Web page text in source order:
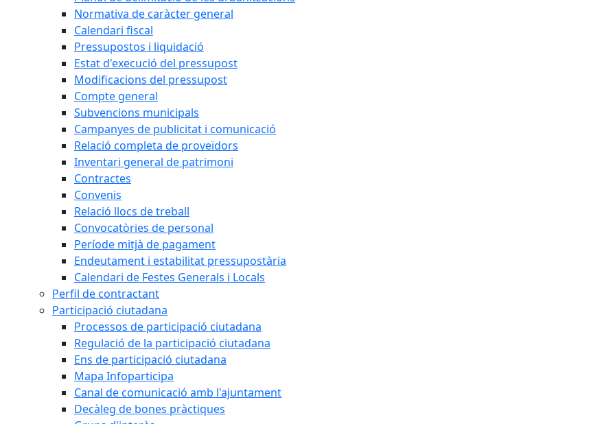
Normativa de caràcter general
Calendari fiscal
Pressupostos i liquidació
Estat d'execució del pressupost
Modificacions del pressupost
Compte general
Subvencions municipals
Campanyes de publicitat i comunicació
Relació completa de proveïdors
Inventari general de patrimoni
Contractes
Convenis
Relació llocs de treball
Convocatòries de personal
Període mitjà de pagament
Endeutament i estabilitat pressupostària
Calendari de Festes Generals i Locals
Perfil de contractant
Participació ciutadana
Processos de participació ciutadana
Regulació de la participació ciutadana
Ens de participació ciutadana
Mapa Infoparticipa
Canal de comunicació amb l'ajuntament
Decàleg de bones pràctiques